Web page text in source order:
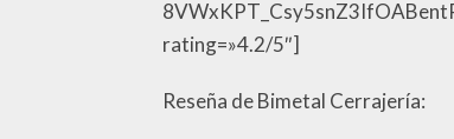
rating=»4.2/5″]
Reseña de Bimetal Cerrajería: